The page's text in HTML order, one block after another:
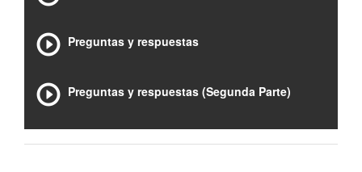
Preguntas y respuestas
Preguntas y respuestas (Segunda Parte)